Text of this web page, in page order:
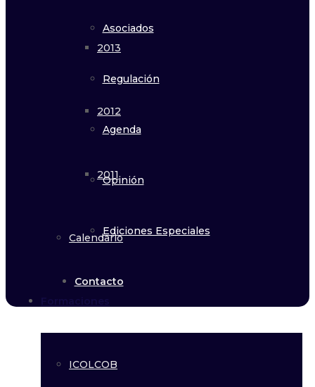
Asociados
Regulación
Agenda
Opinión
Ediciones Especiales
Contacto
2013
2012
2011
Calendario
Formaciones
ICOLCOB